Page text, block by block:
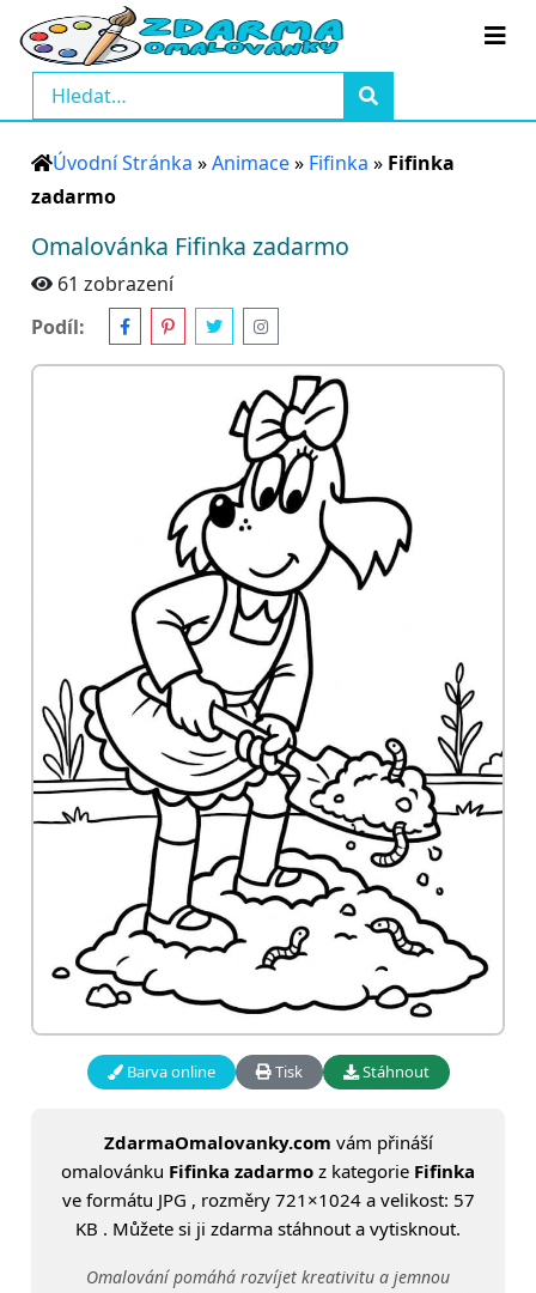
Úvodní Stránka »Animace» Fifinka » Fifinka
zadarmo
Omalovánka Fifinka zadarmo
61 zobrazení
Podíl:
Barva online Tisk Stáhnout
ZdarmaOmalovanky.com vám přináší
omalovánku Fifinka zadarmo z kategorie Fifinka
ve formátu JPG , rozměry 721×1024 a velikost: 57
KB . Můžete si ji zdarma stáhnout a vytisknout.
Omalování pomáhá rozvíjet kreativitu a jemnou